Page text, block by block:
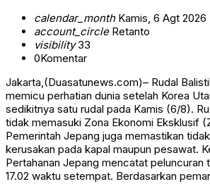
calendar_monthKamis, 6 Agt 2026
account_circleRetanto
visibility33
0Komentar
Jakarta,(Duasatunews.com)– Rudal
memicu perhatian dunia setelah Korea
sedikitnya satu rudal pada Kamis (6/8).
tidak memasuki Zona Ekonomi Eksklusif
Pemerintah Jepang juga memastikan
kerusakan pada kapal maupun pesawat.
Pertahanan Jepang mencatat peluncuran
17.02 waktu setempat. Berdasarkan